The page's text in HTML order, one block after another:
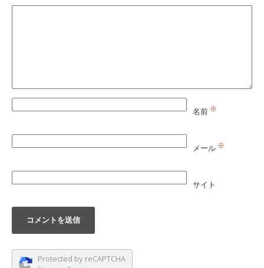
名前 ※
メール ※
サイト
Protected by reCAPTCHA